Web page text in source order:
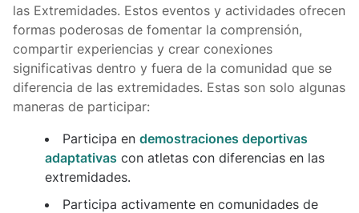
las Extremidades. Estos eventos y actividades ofrecen
formas poderosas de fomentar la comprensión,
compartir experiencias y crear conexiones
significativas dentro y fuera de la comunidad que se
diferencia de las extremidades. Estas son solo algunas
maneras de participar:
Participa en demostraciones deportivas
adaptativas con atletas con diferencias en las
extremidades.
Participa activamente en comunidades de